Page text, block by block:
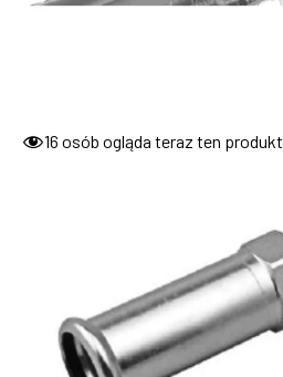
16 osób ogląda teraz ten produkt